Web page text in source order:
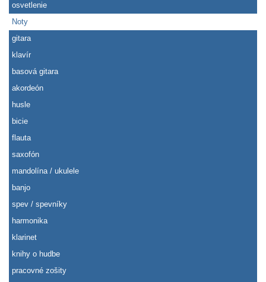
osvetlenie
Noty
gitara
klavír
basová gitara
akordeón
husle
bicie
flauta
saxofón
mandolína / ukulele
banjo
spev / spevníky
harmonika
klarinet
knihy o hudbe
pracovné zošity